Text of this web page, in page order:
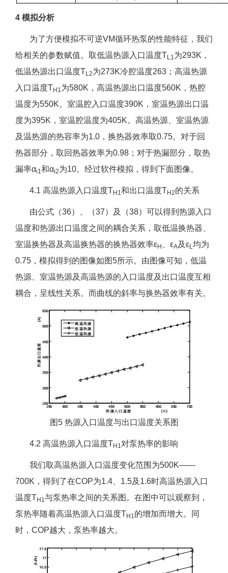
4 模拟分析
为了方便模拟不可逆VM循环热泵的性能特征，我们
给相关的参数赋值。取低温热源入口温度TL1为293K，
低温热源出口温度TL2为273K冷腔温度263；高温热源
入口温度TH1为580K，高温热源出口温度560K，热腔
温度为550K。室温腔入口温度390K，室温热源出口温
度为395K，室温腔温度为405K。高温热源、室温热源
及温热源的热容率为1.0，换热器效率取0.75。对于回
热器部分，取回热器效率为0.98；对于热漏部分，取热
漏率αi1和αi2为10。经过软件模拟，得到下面图像。
4.1 高温热源入口温度TH1和出口温度TH2的关系
由公式（36）、（37）及（38）可以得到热源入口
温度和热源出口温度之间的耦合关系，取低温换热器、
室温换热器及高温换热器的换热器效率εH 、εA及εL均为
0.75，模拟得到的图像如图5所示。由图像可知，低温
热源、室温热源及高温热源的入口温度及出口温度互相
耦合，呈线性关系。而曲线的斜率与换热器效率有关。
图5 热源入口温度与出口温度关系图
4.2 高温热源入口温度TH1对泵热率的影响
我们取高温热源入口温度变化范围为500K——
700K，得到了在COP为1.4、1.5及1.6时高温热源入口
温度TH1与泵热率之间的关系图。在图中可以观察到，
泵热率随着高温热源入口温度TH1的增加而增大。同
时，COP越大，泵热率越大。